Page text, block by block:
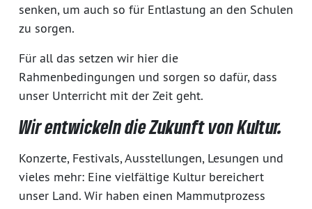
senken, um auch so für Entlastung an den Schulen
zu sorgen.
Für all das setzen wir hier die
Rahmenbedingungen und sorgen so dafür, dass
unser Unterricht mit der Zeit geht.
Wir entwickeln die Zukunft von Kultur.
Konzerte, Festivals, Ausstellungen, Lesungen und
vieles mehr: Eine vielfältige Kultur bereichert
unser Land. Wir haben einen Mammutprozess